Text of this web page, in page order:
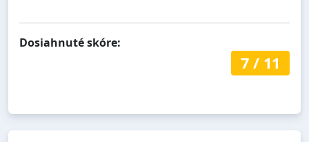
Dosiahnuté skóre:
7/ 11